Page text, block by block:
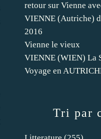
Tri par
retour sur Vienne
VIENNE (Autriche)
2016
Vienne le vieux
VIENNE (WIEN) La
Voyage en